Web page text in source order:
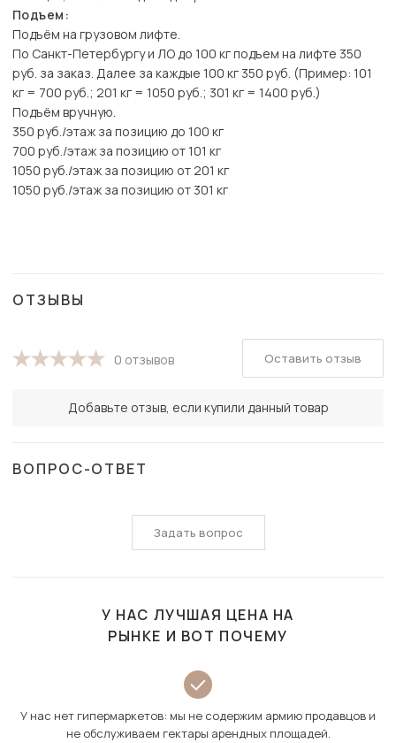
Подъем:
Подъём на грузовом лифте.
По Санкт-Петербургу и ЛО до 100 кг подъем на лифте 350
руб. за заказ. Далее за каждые 100 кг 350 руб. (Пример: 101
кг = 700 руб.; 201 кг = 1050 руб.; 301 кг = 1400 руб.)
Подъём вручную.
350 руб./этаж за позицию до 100 кг
700 руб./этаж за позицию от 101 кг
1050 руб./этаж за позицию от 201 кг
1050 руб./этаж за позицию от 301 кг
ОТЗЫВЫ
0 отзывов
Добавьте отзыв, если купили данный товар
Оставить отзыв
ВОПРОС-ОТВЕТ
Задать вопрос
У НАС ЛУЧШАЯ ЦЕНА НА
РЫНКЕ И ВОТ ПОЧЕМУ
У нас нет гипермаркетов: мы не содержим армию продавцов и
не обслуживаем гектары арендных площадей.